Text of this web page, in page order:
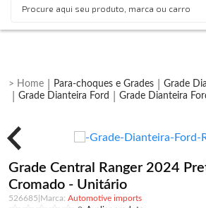
Para-choques e Grades
Grade
Grade Dianteira Ford
Grade Dianteira
Grade Central Ranger 2024
Cromado - Unitário
526685
Automotive imports